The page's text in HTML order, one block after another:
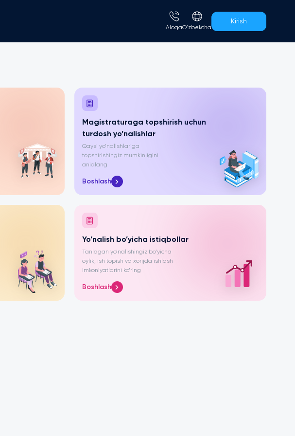
AloqaO'zbekcha
Kirish
Magistraturaga topshirish uchun
turdosh yo’nalishlar
Qaysi yo’nalishlariga
topshirishingiz mumkinligini
aniqlang
Boshlash
Yo’nalish bo’yicha istiqbollar
Tanlagan yo’nalishingiz bo’yicha
oylik, ish topish va xorijda ishlash
imkoniyatlarini ko’ring
Boshlash